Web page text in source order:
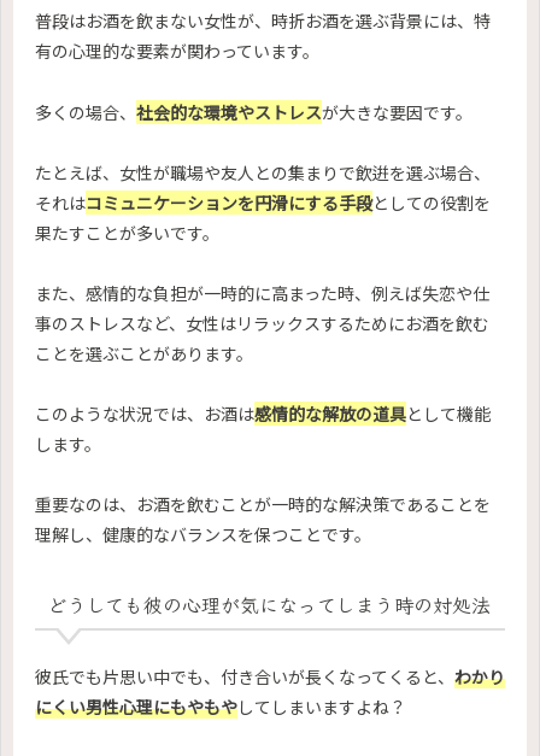
普段はお酒を飲まない女性が、時折お酒を選ぶ背景には、特
有の心理的な要素が関わっています。
多くの場合、 社会的な環境やストレスが大きな要因です。
たとえば、女性が職場や友人との集まりで飲逬を選ぶ場合、
それはコミュニケーションを円滑にする手段としての役割を
果たすことが多いです。
また、感情的な負担が一時的に高まった時、例えば失恋や仕
事のストレスなど、女性はリラックスするためにお酒を飲む
ことを選ぶことがあります。
このような状況では、お酒は感情的な解放の道具として機能
します。
重要なのは、お酒を飲むことが一時的な解決策であることを
理解し、健康的なバランスを保つことです。
どうしても彼の心理が気になってしまう時の対処法
彼氏でも片思い中でも、付き合いが長くなってくると、 わかり
にくい男性心理にもやもやしてしまいますよね？